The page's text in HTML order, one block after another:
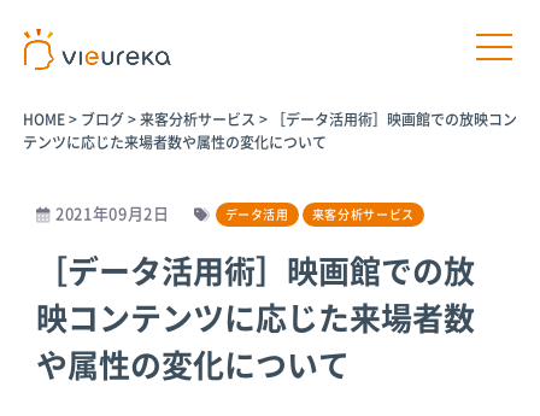
プラットフ
ォームサー
ビス
パートナー
パートナー
商品
AIカメラ活
HOME> ブログ> 来客分析サービス >
［データ活用術］映画館での放映コン
テンツに応じた来場者数や属性の変化について
2021年09月2日 データ活用 来客分析サービス
［データ活用術］映画館での放
映コンテンツに応じた来場者数
や属性の変化について